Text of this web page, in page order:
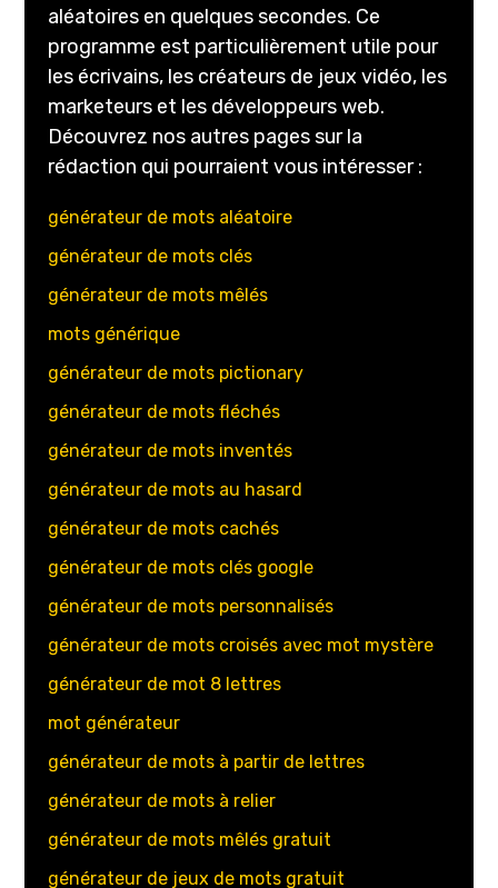
aléatoires en quelques secondes. Ce
programme est particulièrement utile pour
les écrivains, les créateurs de jeux vidéo, les
marketeurs et les développeurs web.
Découvrez nos autres pages sur la
rédaction qui pourraient vous intéresser :
générateur de mots aléatoire
générateur de mots clés
générateur de mots mêlés
mots générique
générateur de mots pictionary
générateur de mots fléchés
générateur de mots inventés
générateur de mots au hasard
générateur de mots cachés
générateur de mots clés google
générateur de mots personnalisés
générateur de mots croisés avec mot mystère
générateur de mot 8 lettres
mot générateur
générateur de mots à partir de lettres
générateur de mots à relier
générateur de mots mêlés gratuit
générateur de jeux de mots gratuit